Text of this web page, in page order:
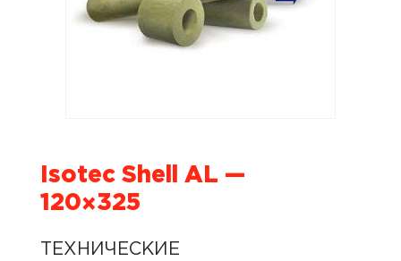
Isotec Shell AL —
120×325
ТЕХНИЧЕСКИЕ